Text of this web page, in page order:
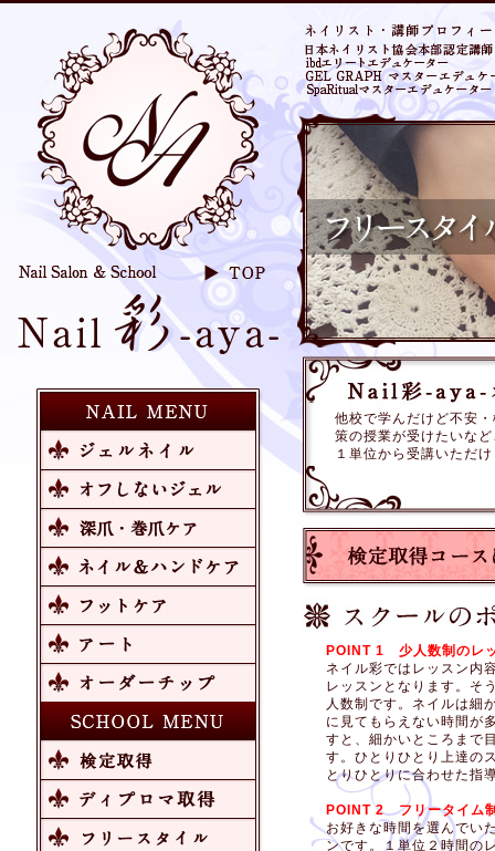
他校で学んだけど不安
策の授業が受けたいな
１単位から受講いただ
POINT 1 少人数制のレ
ネイル彩ではレッスン内
レッスンとなります。そ
人数制です。ネイルは細
に見てもらえない時間が
すと、細かいところまで
す。ひとりひとり上達の
とりひとりに合わせた指
POINT 2 フリータイム
お好きな時間を選んでい
ンです。１単位２時間の